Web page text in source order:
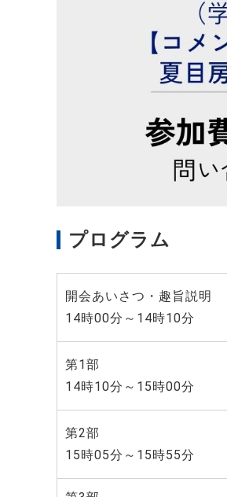
プログラム
開会あいさつ・趣旨説明
14時00分～ 14時10分
第1部
14時10分～ 15時00分
第2部
15時05分～ 15時55分